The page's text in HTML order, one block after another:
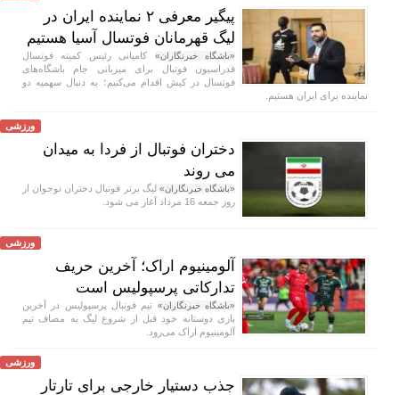
پیگیر معرفی ۲ نماینده ایران در
لیگ قهرمانان فوتسال آسیا هستیم
«باشگاه خبرنگاران» کامیانی رئیس کمیته فوتسال
فدراسیون فوتبال برای میزبانی جام باشگاه‌های
فوتسال در کیش اقدام می‌کنیم؛ به دنبال سهمیه دو
نماینده برای ایران هستیم.
ورزشی
دختران فوتبال از فردا به میدان
می روند
«باشگاه خبرنگاران» لیگ برتر فوتبال دختران نوجوان از
روز جمعه 16 مرداد آغاز می شود.
ورزشی
آلومینیوم اراک؛ آخرین حریف
تدارکاتی پرسپولیس است
«باشگاه خبرنگاران» تیم فوتبال پرسپولیس در آخرین
بازی دوستانه خود قبل از شروع لیگ به مصاف تیم
آلومینیوم اراک می‌رود.
ورزشی
جذب دستیار خارجی برای تارتار